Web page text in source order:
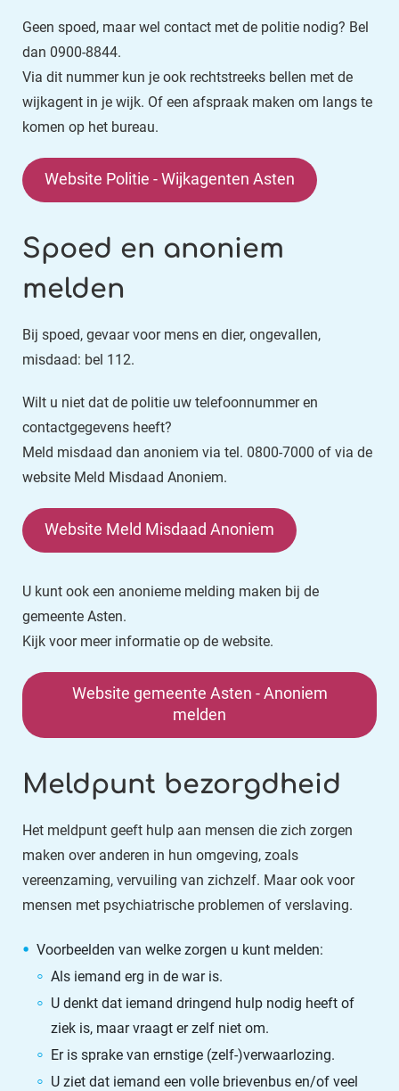
Geen spoed, maar wel contact met de politie nodig? Bel
dan 0900-8844.
Via dit nummer kun je ook rechtstreeks bellen met de
wijkagent in je wijk. Of een afspraak maken om langs te
komen op het bureau.
Website Politie - Wijkagenten Asten
Spoed en anoniem
melden
Bij spoed, gevaar voor mens en dier, ongevallen,
misdaad: bel 112.
Wilt u niet dat de politie uw telefoonnummer en
contactgegevens heeft?
Meld misdaad dan anoniem via tel. 0800-7000 of via de
website Meld Misdaad Anoniem.
Website Meld Misdaad Anoniem
U kunt ook een anonieme melding maken bij de
gemeente Asten.
Kijk voor meer informatie op de website.
Website gemeente Asten - Anoniem
melden
Meldpunt bezorgdheid
Het meldpunt geeft hulp aan mensen die zich zorgen
maken over anderen in hun omgeving, zoals
vereenzaming, vervuiling van zichzelf. Maar ook voor
mensen met psychiatrische problemen of verslaving.
Voorbeelden van welke zorgen u kunt melden:
Als iemand erg in de war is.
U denkt dat iemand dringend hulp nodig heeft of
ziek is, maar vraagt er zelf niet om.
Er is sprake van ernstige (zelf-)verwaarlozing.
U ziet dat iemand een volle brievenbus en/of veel